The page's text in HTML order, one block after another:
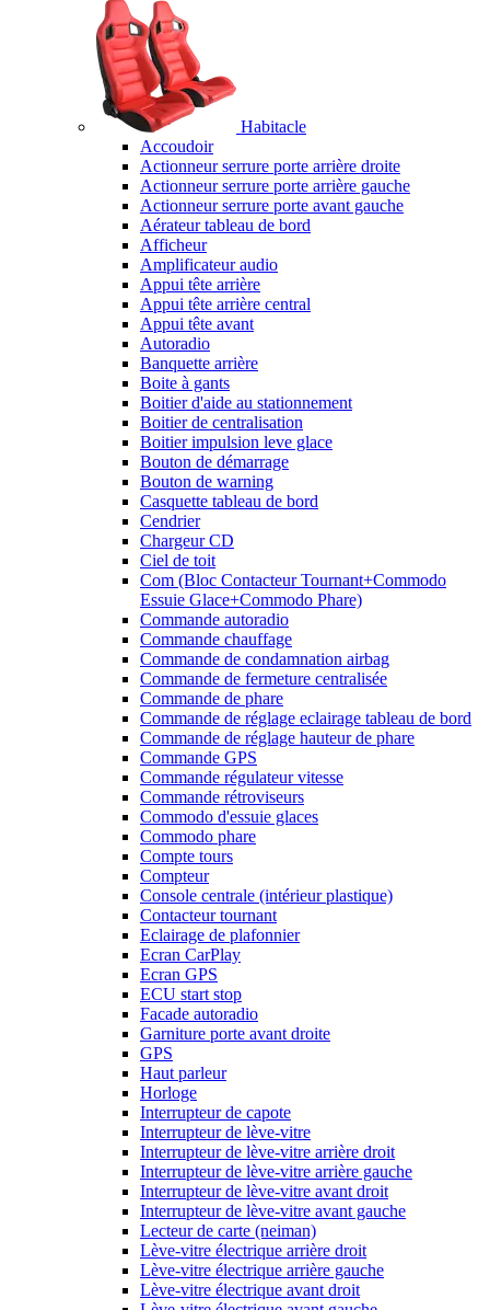
Habitacle
Accoudoir
Actionneur serrure porte arrière droite
Actionneur serrure porte arrière gauche
Actionneur serrure porte avant gauche
Aérateur tableau de bord
Afficheur
Amplificateur audio
Appui tête arrière
Appui tête arrière central
Appui tête avant
Autoradio
Banquette arrière
Boite à gants
Boitier d'aide au stationnement
Boitier de centralisation
Boitier impulsion leve glace
Bouton de démarrage
Bouton de warning
Casquette tableau de bord
Cendrier
Chargeur CD
Ciel de toit
Com (Bloc Contacteur Tournant+Commodo
Essuie Glace+Commodo Phare)
Commande autoradio
Commande chauffage
Commande de condamnation airbag
Commande de fermeture centralisée
Commande de phare
Commande de réglage eclairage tableau de bord
Commande de réglage hauteur de phare
Commande GPS
Commande régulateur vitesse
Commande rétroviseurs
Commodo d'essuie glaces
Commodo phare
Compte tours
Compteur
Console centrale (intérieur plastique)
Contacteur tournant
Eclairage de plafonnier
Ecran CarPlay
Ecran GPS
ECU start stop
Facade autoradio
Garniture porte avant droite
GPS
Haut parleur
Horloge
Interrupteur de capote
Interrupteur de lève-vitre
Interrupteur de lève-vitre arrière droit
Interrupteur de lève-vitre arrière gauche
Interrupteur de lève-vitre avant droit
Interrupteur de lève-vitre avant gauche
Lecteur de carte (neiman)
Lève-vitre électrique arrière droit
Lève-vitre électrique arrière gauche
Lève-vitre électrique avant droit